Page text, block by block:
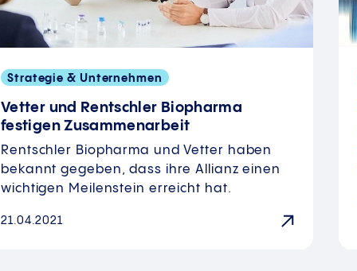
Strategie & Unternehmen
Vetter und Rentschler Biopharma
festigen Zusammenarbeit
Rentschler Biopharma und Vetter haben
bekannt gegeben, dass ihre Allianz einen
wichtigen Meilenstein erreicht hat.
21.04.2021